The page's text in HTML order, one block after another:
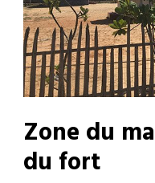
Zone du
du fort